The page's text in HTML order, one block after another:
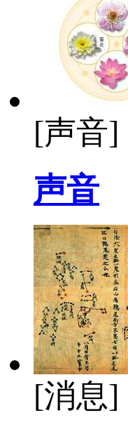
[声音]
声音
[消息]